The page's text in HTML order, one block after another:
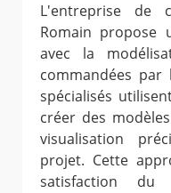
L'entreprise de
Romain propose
avec la
commandées par
spécialisés
créer des
visualisation
projet. Cette
satisfaction